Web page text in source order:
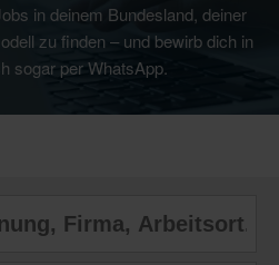
in deinem Bundesland, deiner
zu finden – und bewirb dich in
sogar per WhatsApp.